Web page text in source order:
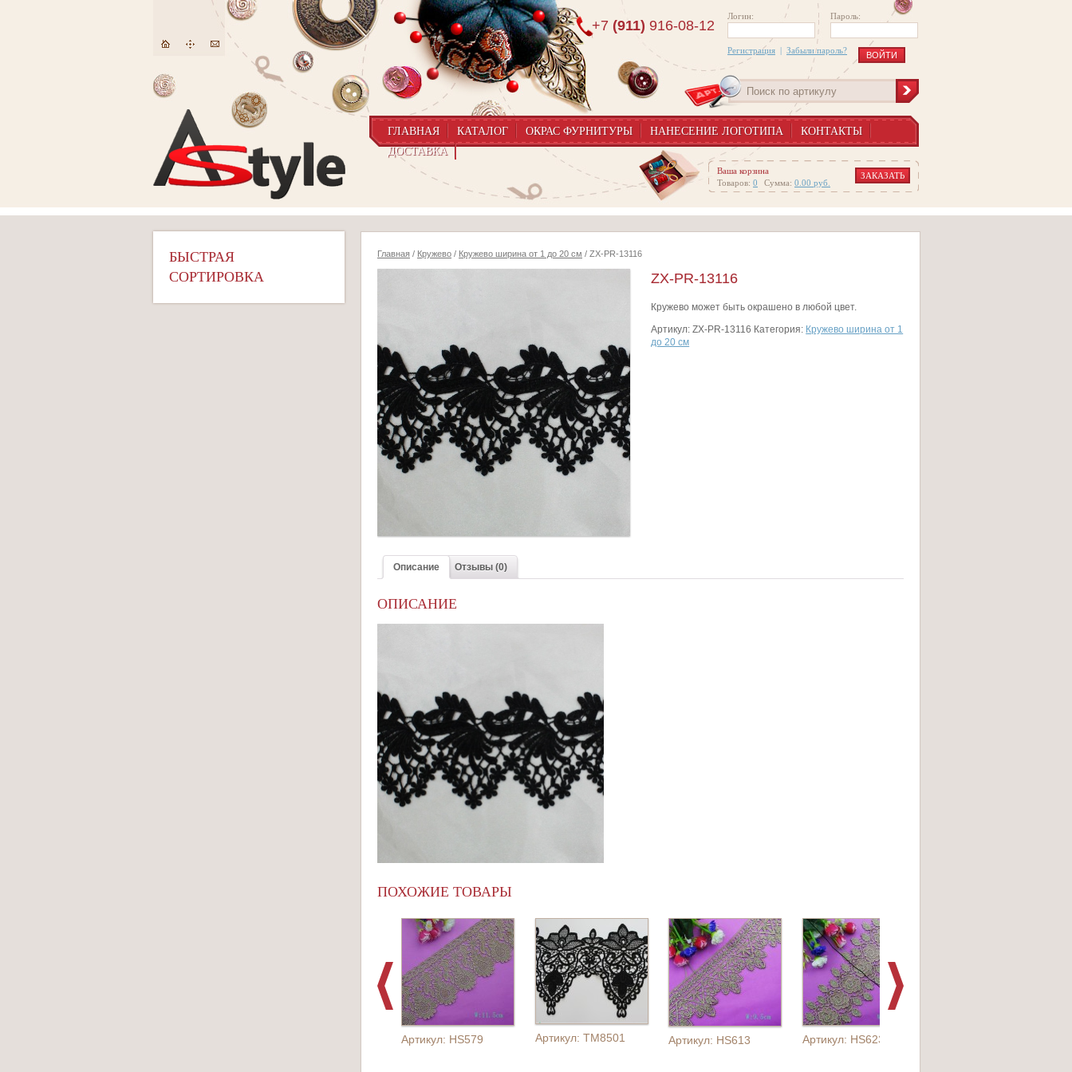
Логин: Пароль:
Регистрация | Забыли пароль?
+7 (911) 916-08-12
ГЛАВНАЯ КАТАЛОГ ОКРАС ФУРНИТУРЫ НАНЕСЕНИЕ ЛОГОТИПА
КОНТАКТЫ
ДОСТАВКА
Ваша корзина
Товаров: 0 Сумма: 0.00 руб.
ЗАКАЗАТЬ
БЫСТРАЯ
СОРТИРОВКА
Главная / Кружево / Кружево ширина от 1 до 20 см / ZX-PR-13116
ZX-PR-13116
Кружево может быть окрашено в любой цвет.
Артикул:ZX-PR-13116 Категория: Кружево ширина от 1
до 20 см
Описание Отзывы (0)
ОПИСАНИЕ
ПОХОЖИЕ ТОВАРЫ
Артикул: HS579 Артикул: TM8501 Артикул: HS613 Артикул: HS623